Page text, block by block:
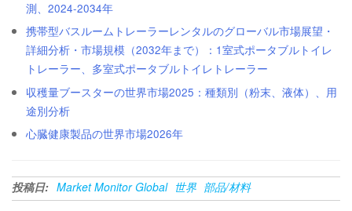
測、2024-2034年
携帯型バスルームトレーラーレンタルのグローバル市場展望・
詳細分析・市場規模（2032年まで）：1室式ポータブルトイレ
トレーラー、多室式ポータブルトイレトレーラー
収穫量ブースターの世界市場2025：種類別（粉末、液体）、用
途別分析
心臓健康製品の世界市場2026年
投稿日: Market Monitor Global 世界 部品/材料